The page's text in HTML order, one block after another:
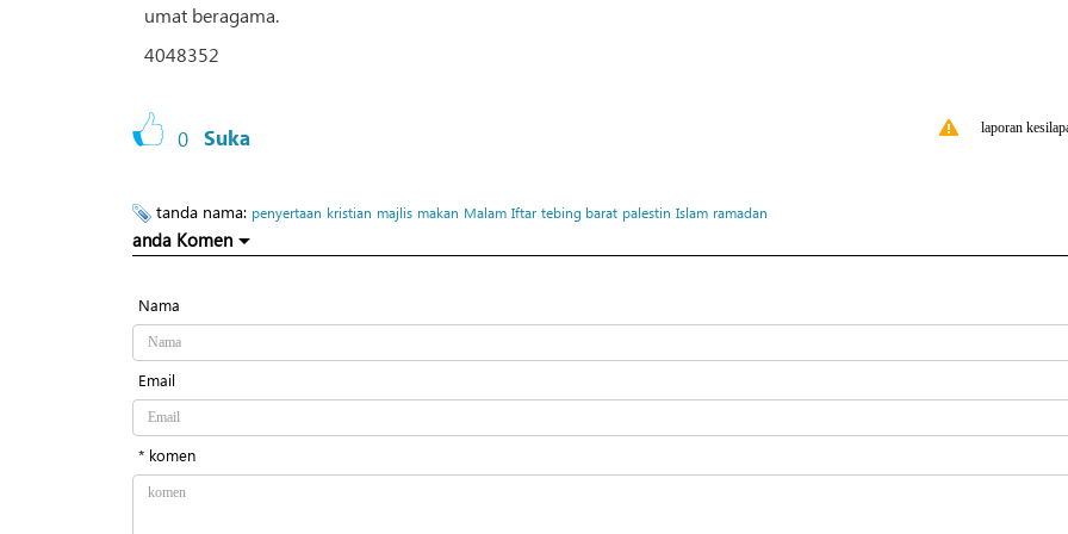
umat beragama.
4048352
0 Suka laporan
tanda nama: penyertaan kristian majlis makan Malam Iftar tebing barat palestin Islam ramadan
anda Komen
Nama
Email
* komen